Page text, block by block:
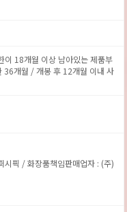
이 18개월 이상 남아있는 제품부
36개월 / 개봉 후 12개월 이내 사
시픽 / 화장품책임판매업자 : (주)